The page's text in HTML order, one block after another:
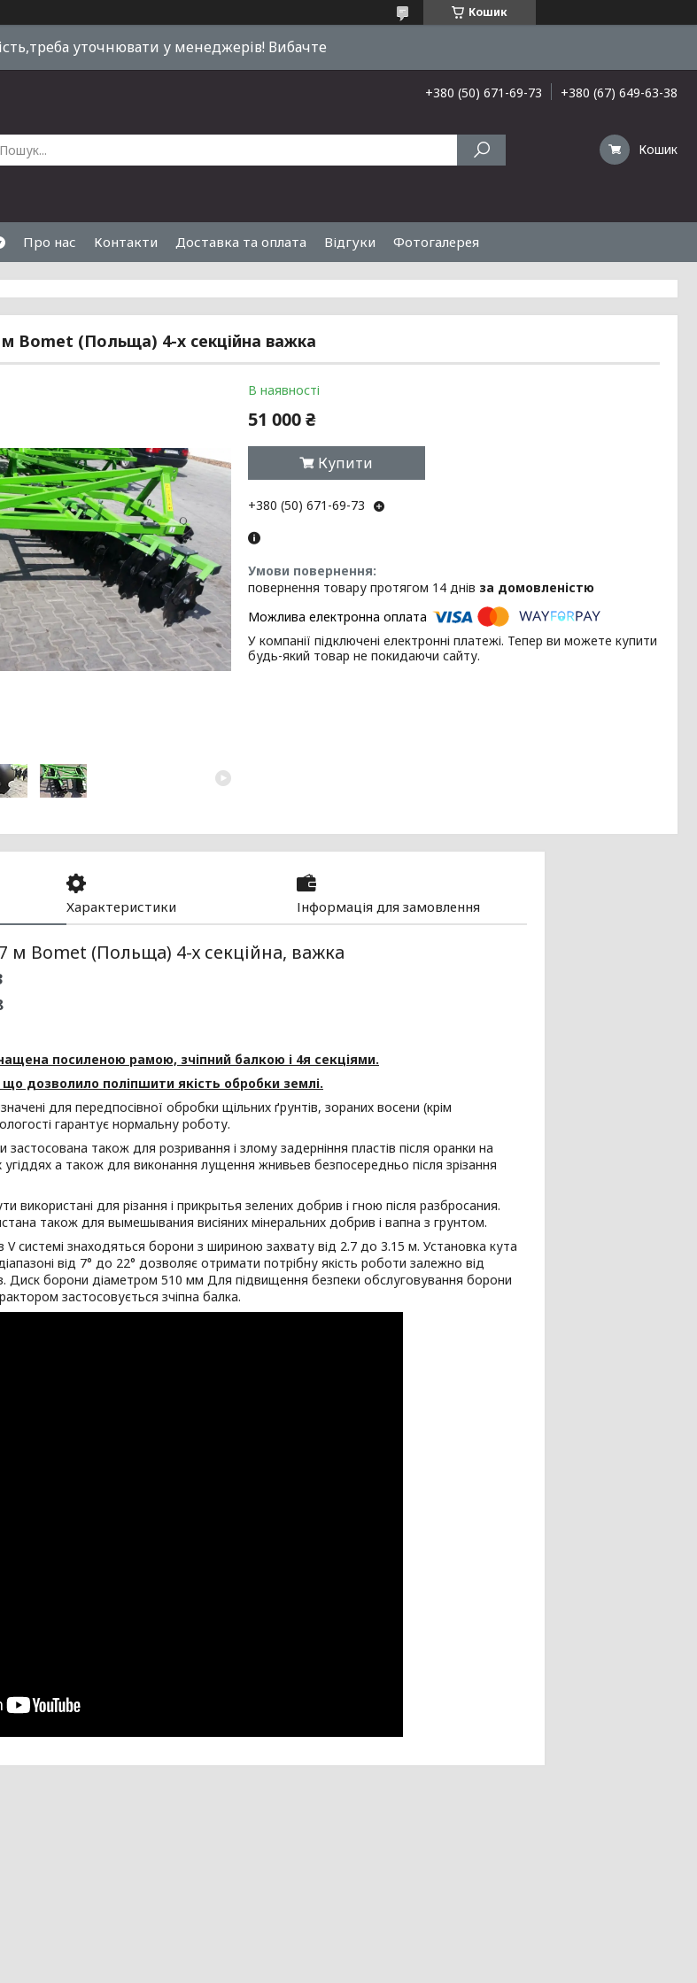
Кошик
уточнювати у менеджерів! Вибачте
+380 (50) 671-69-73 +380 (67) 649-63-38
Кошик
Про нас Контакти Доставка та оплата Відгуки Фотогалерея
Bomet (Польща) 4-х секційна важка
В наявності
51 000 ₴
Купити
+380 (50) 671-69-73
повернення товару протягом 14 днів за домовленістю
У компанії підключені електронні платежі. Тепер ви можете купити
будь-який товар не покидаючи сайту.
Характеристики Інформація для замовлення
м Bomet (Польща) 4-х секційна, важка
посиленою рамою, зчіпний балкою і 4я секціями.
дозволило поліпшити якість обробки землі.
для передпосівної обробки щільних ґрунтів, зораних восени (крім
гарантує нормальну роботу.
також для розривання і злому задерніння пластів після оранки на
а також для виконання лущення жнивьев безпосередньо після зрізання
використані для різання і прикрытья зелених добрив і гною після разбросания.
також для вымешывания висіяних мінеральних добрив і вапна з грунтом.
в V системі знаходяться борони з шириною захвату від 2.7 до 3.15 м. Установка кута
від 7° до 22° дозволяє отримати потрібну якість роботи залежно від
Диск борони діаметром 510 мм Для підвищення безпеки обслуговування борони
застосовується зчіпна балка.